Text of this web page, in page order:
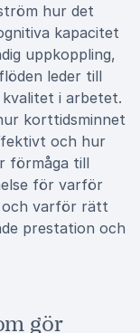
hur det
kapacitet
uppkoppling,
leder till
i arbetet.
korttidsminnet
och hur
förmåga till
för varför
och varför rätt
prestation och
gör